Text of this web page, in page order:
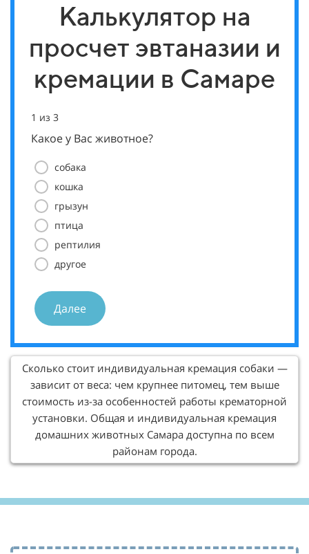
Калькулятор на
просчет эвтаназии и
кремации в Самаре
1 из 3
Какое у Вас животное?
собака
кошка
грызун
птица
рептилия
другое
Далее
Сколько стоит индивидуальная кремация собаки —
зависит от веса: чем крупнее питомец, тем выше
стоимость из-за особенностей работы крематорной
установки. Общая и индивидуальная кремация
домашних животных Самара доступна по всем
районам города.